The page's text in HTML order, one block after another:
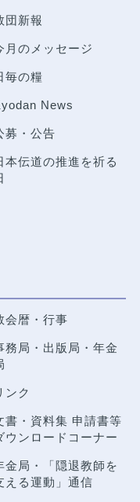
団新報
月のメッセージ
毎の糧
News
募・公告
本伝道の推進を祈る
会暦・行事
務局・出版局・年金
ンク
書・資料集 申請書等
ウンロードコーナー
金局・
「隠退教師を
える運動」通信